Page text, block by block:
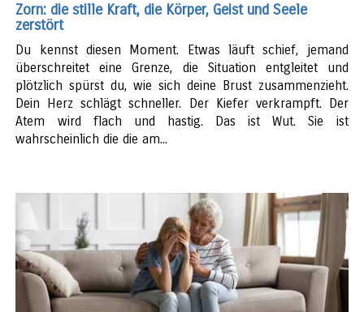
Zorn: die stille Kraft, die Körper, Geist und Seele
zerstört
Du kennst diesen Moment. Etwas läuft schief, jemand
überschreitet eine Grenze, die Situation entgleitet und
plötzlich spürst du, wie sich deine Brust zusammenzieht.
Dein Herz schlägt schneller. Der Kiefer verkrampft. Der
Atem wird flach und hastig. Das ist Wut. Sie ist
wahrscheinlich die die am...